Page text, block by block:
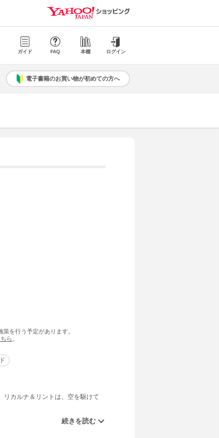
ガイド FAQ 本棚 ログイン
電子書籍のお買い物が初めての方へ
を行う予定があります。
ら 。
リカルナ＆リントは、空を駆けて